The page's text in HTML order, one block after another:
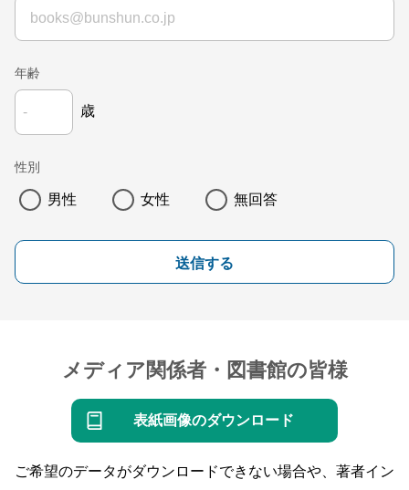
年齢
歳
性別
男性 女性 無回答
送信する
メディア関係者・図書館の皆様
表紙画像のダウンロード
ご希望のデータがダウンロードできない場合や、著者イン